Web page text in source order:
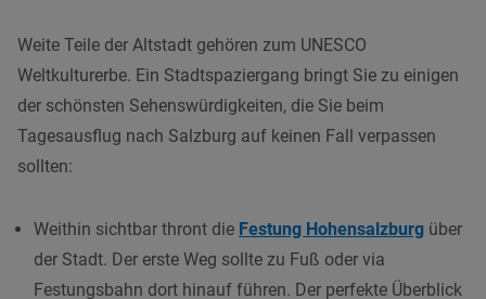
Weite Teile der Altstadt gehören zum UNESCO
Weltkulturerbe. Ein Stadtspaziergang bringt Sie zu einigen
der schönsten Sehenswürdigkeiten, die Sie beim
Tagesausflug nach Salzburg auf keinen Fall verpassen
sollten:
Weithin sichtbar thront die Festung Hohensalzburg über
der Stadt. Der erste Weg sollte zu Fuß oder via
Festungsbahn dort hinauf führen. Der perfekte Überblick